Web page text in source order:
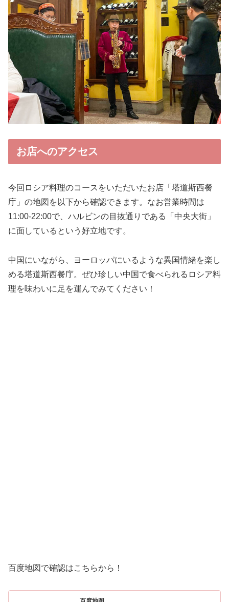
お店へのアクセス
今回ロシア料理のコースをいただいたお店「塔道斯西餐
庁」の地図を以下から確認できます。なお営業時間は
11:00-22:00で、ハルビンの目抜通りである「中央大街」
に面しているという好立地です。
中国にいながら、ヨーロッパにいるような異国情緒を楽し
める塔道斯西餐庁。ぜひ珍しい中国で食べられるロシア料
理を味わいに足を運んでみてください！
百度地図で確認はこちらから！